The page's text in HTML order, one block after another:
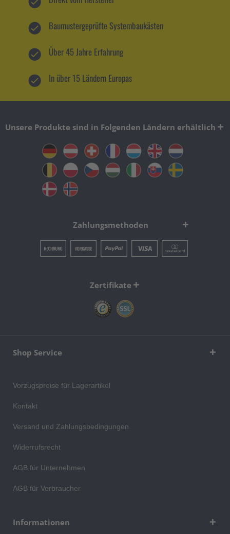
Baumustergeprüfte Systembaukästen
Über 45 Jahre Erfahrung
In über 15 Ländern Europas
Unsere Produkte sind in Folgenden Ländern erhältlich
Zahlungsmethoden
Zertifikate
Shop Service
Vorzugspreise für Lagerartikel
Kontakt
Versand und Zahlungsbedingungen
Widerrufsrecht
AGB für Unternehmen
AGB für Verbraucher
Informationen